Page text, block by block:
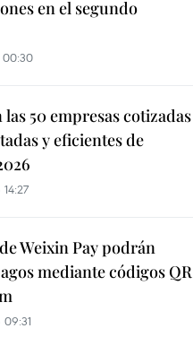
en el segundo
50 empresas cotizadas
y eficientes de
Weixin Pay podrán
mediante códigos QR